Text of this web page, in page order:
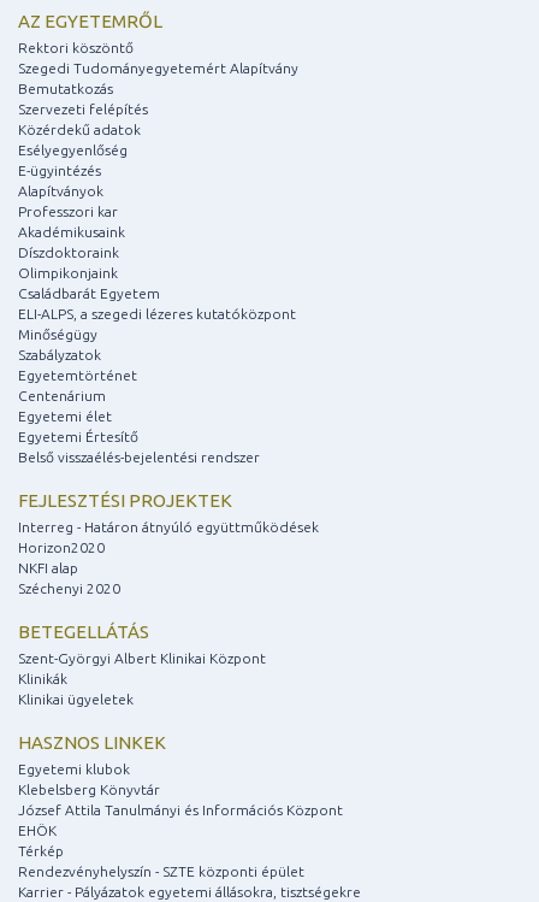
AZ EGYETEMRŐL
Rektori köszöntő
Szegedi Tudományegyetemért Alapítvány
Bemutatkozás
Szervezeti felépítés
Közérdekű adatok
Esélyegyenlőség
E-ügyintézés
Alapítványok
Professzori kar
Akadémikusaink
Díszdoktoraink
Olimpikonjaink
Családbarát Egyetem
ELI-ALPS, a szegedi lézeres kutatóközpont
Minőségügy
Szabályzatok
Egyetemtörténet
Centenárium
Egyetemi élet
Egyetemi Értesítő
Belső visszaélés-bejelentési rendszer
FEJLESZTÉSI PROJEKTEK
Interreg - Határon átnyúló együttműködések
Horizon2020
NKFI alap
Széchenyi 2020
BETEGELLÁTÁS
Szent-Györgyi Albert Klinikai Központ
Klinikák
Klinikai ügyeletek
HASZNOS LINKEK
Egyetemi klubok
Klebelsberg Könyvtár
József Attila Tanulmányi és Információs Központ
EHÖK
Térkép
Rendezvényhelyszín - SZTE központi épület
Karrier - Pályázatok egyetemi állásokra, tisztségekre